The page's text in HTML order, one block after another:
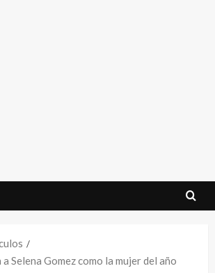
Selena Gomez como la mujer del año